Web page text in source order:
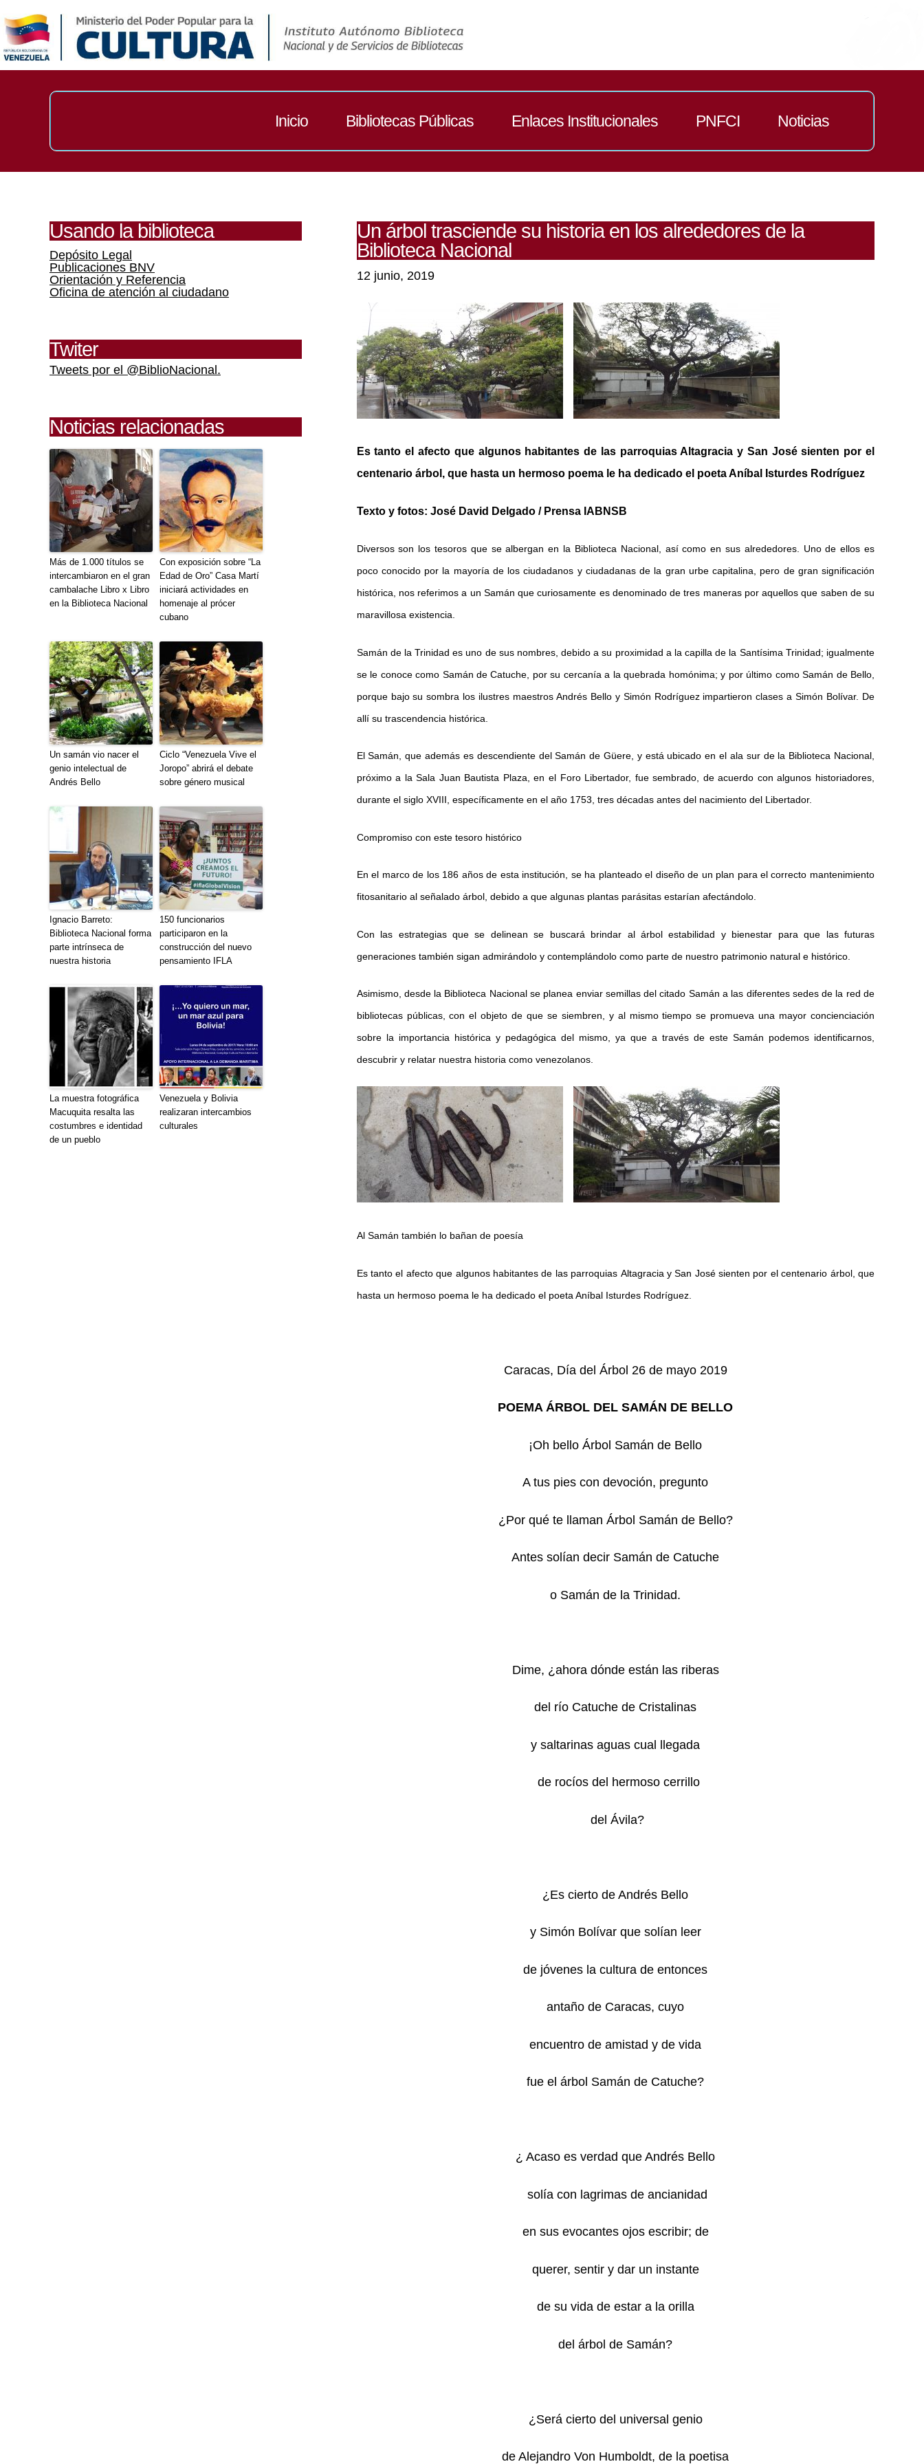
Inicio Bibliotecas Públicas Enlaces Institucionales PNFCI Noticias
Usando la biblioteca
Depósito Legal
Publicaciones BNV
Orientación y Referencia
Oficina de atención al ciudadano
Twiter
Tweets por el @BiblioNacional.
Noticias relacionadas
Más de 1.000 títulos se
intercambiaron en el gran
cambalache Libro x Libro
en la Biblioteca Nacional
Con exposición sobre “La
Edad de Oro” Casa Martí
iniciará actividades en
homenaje al prócer
cubano
Un samán vio nacer el
genio intelectual de
Andrés Bello
Ciclo “Venezuela Vive el
Joropo” abrirá el debate
sobre género musical
Ignacio Barreto:
Biblioteca Nacional forma
parte intrínseca de
nuestra historia
150 funcionarios
participaron en la
construcción del nuevo
pensamiento IFLA
La muestra fotográfica
Macuquita resalta las
costumbres e identidad
de un pueblo
Venezuela y Bolivia
realizaran intercambios
culturales
Un árbol trasciende su historia en los alrededores de la
Biblioteca Nacional
12 junio, 2019
Es tanto el afecto que algunos habitantes de las parroquias Altagracia y San José sienten por el
centenario árbol, que hasta un hermoso poema le ha dedicado el poeta Aníbal Isturdes Rodríguez
Texto y fotos: José David Delgado / Prensa IABNSB
Diversos son los tesoros que se albergan en la Biblioteca Nacional, así como en sus alrededores. Uno de ellos es
poco conocido por la mayoría de los ciudadanos y ciudadanas de la gran urbe capitalina, pero de gran significación
histórica, nos referimos a un Samán que curiosamente es denominado de tres maneras por aquellos que saben de su
maravillosa existencia.
Samán de la Trinidad es uno de sus nombres, debido a su proximidad a la capilla de la Santísima Trinidad; igualmente
se le conoce como Samán de Catuche, por su cercanía a la quebrada homónima; y por último como Samán de Bello,
porque bajo su sombra los ilustres maestros Andrés Bello y Simón Rodríguez impartieron clases a Simón Bolívar. De
allí su trascendencia histórica.
El Samán, que además es descendiente del Samán de Güere, y está ubicado en el ala sur de la Biblioteca Nacional,
próximo a la Sala Juan Bautista Plaza, en el Foro Libertador, fue sembrado, de acuerdo con algunos historiadores,
durante el siglo XVIII, específicamente en el año 1753, tres décadas antes del nacimiento del Libertador.
Compromiso con este tesoro histórico
En el marco de los 186 años de esta institución, se ha planteado el diseño de un plan para el correcto mantenimiento
fitosanitario al señalado árbol, debido a que algunas plantas parásitas estarían afectándolo.
Con las estrategias que se delinean se buscará brindar al árbol estabilidad y bienestar para que las futuras
generaciones también sigan admirándolo y contemplándolo como parte de nuestro patrimonio natural e histórico.
Asimismo, desde la Biblioteca Nacional se planea enviar semillas del citado Samán a las diferentes sedes de la red de
bibliotecas públicas, con el objeto de que se siembren, y al mismo tiempo se promueva una mayor concienciación
sobre la importancia histórica y pedagógica del mismo, ya que a través de este Samán podemos identificarnos,
descubrir y relatar nuestra historia como venezolanos.
Al Samán también lo bañan de poesía
Es tanto el afecto que algunos habitantes de las parroquias Altagracia y San José sienten por el centenario árbol, que
hasta un hermoso poema le ha dedicado el poeta Aníbal Isturdes Rodríguez.
Caracas, Día del Árbol 26 de mayo 2019
POEMA ÁRBOL DEL SAMÁN DE BELLO
¡Oh bello Árbol Samán de Bello
A tus pies con devoción, pregunto
¿Por qué te llaman Árbol Samán de Bello?
Antes solían decir Samán de Catuche
o Samán de la Trinidad.
Dime, ¿ahora dónde están las riberas
del río Catuche de Cristalinas
y saltarinas aguas cual llegada
de rocíos del hermoso cerrillo
del Ávila?
¿Es cierto de Andrés Bello
y Simón Bolívar que solían leer
de jóvenes la cultura de entonces
antaño de Caracas, cuyo
encuentro de amistad y de vida
fue el árbol Samán de Catuche?
¿ Acaso es verdad que Andrés Bello
solía con lagrimas de ancianidad
en sus evocantes ojos escribir; de
querer, sentir y dar un instante
de su vida de estar a la orilla
del árbol de Samán?
¿Será cierto del universal genio
de Alejandro Von Humboldt, de la poetisa